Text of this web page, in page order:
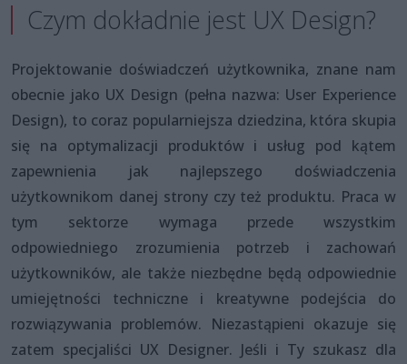
Czym dokładnie jest UX Design?
Projektowanie doświadczeń użytkownika, znane nam
obecnie jako UX Design (pełna nazwa: User Experience
Design), to coraz popularniejsza dziedzina, która skupia
się na optymalizacji produktów i usług pod kątem
zapewnienia jak najlepszego doświadczenia
użytkownikom danej strony czy też produktu. Praca w
tym sektorze wymaga przede wszystkim
odpowiedniego zrozumienia potrzeb i zachowań
użytkowników, ale także niezbędne będą odpowiednie
umiejętności techniczne i kreatywne podejścia do
rozwiązywania problemów. Niezastąpieni okazuje się
zatem specjaliści UX Designer. Jeśli i Ty szukasz dla